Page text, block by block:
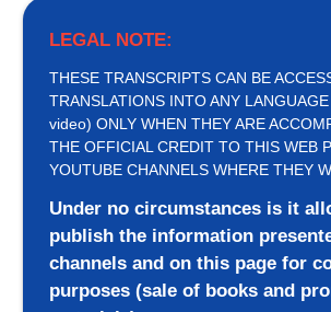
LEGAL NOTE:
THESE TRANSCRIPTS CAN BE
TRANSLATIONS INTO ANY
video) ONLY WHEN THEY ARE
THE OFFICIAL CREDIT TO THIS WEB
YOUTUBE CHANNELS WHERE THEY
Under no circumstances is it
publish the information
channels and on this page for
purposes (sale of books and